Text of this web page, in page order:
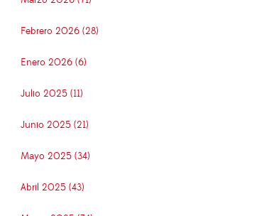
Febrero 2026 (28)
Enero 2026 (6)
Julio 2025 (11)
Junio 2025 (21)
Mayo 2025 (34)
Abril 2025 (43)